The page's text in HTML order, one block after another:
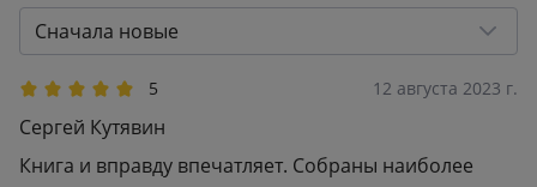
2
0
1
Сначала новые
5 12 августа 2023 г.
Сергей Кутявин
Книга и вправду впечатляет. Собраны наиболее